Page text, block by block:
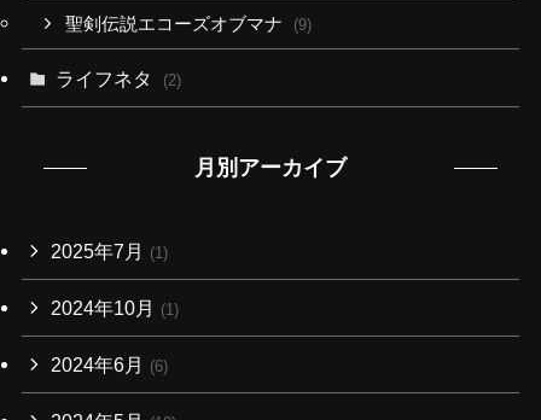
聖剣伝説エコーズオブマナ (9)
ライフネタ (2)
月別アーカイブ
2025年7月 (1)
2024年10月 (1)
2024年6月 (6)